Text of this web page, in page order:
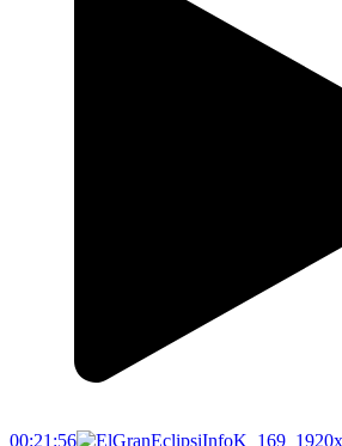
00:21:56